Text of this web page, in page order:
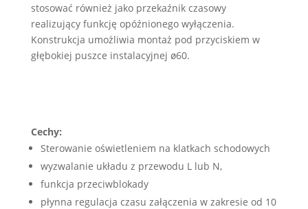
stosować również jako przekaźnik czasowy
realizujący funkcję opóźnionego wyłączenia.
Konstrukcja umożliwia montaż pod przyciskiem w
głębokiej puszce instalacyjnej ø60.
Cechy:
Sterowanie oświetleniem na klatkach schodowych
wyzwalanie układu z przewodu L lub N,
funkcja przeciwblokady
płynna regulacja czasu załączenia w zakresie od 10